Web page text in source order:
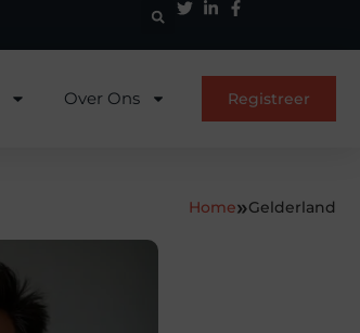
Over Ons Registreer
Home»Gelderland